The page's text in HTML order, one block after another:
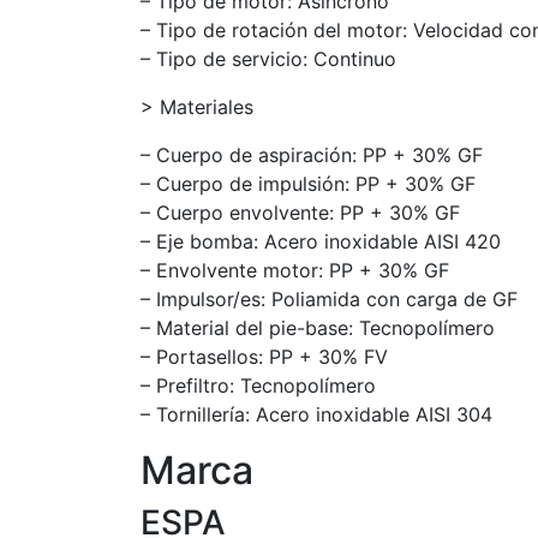
– Tipo de rotación del motor: Velocidad
– Tipo de servicio: Continuo
> Materiales
– Cuerpo de aspiración: PP + 30% GF
– Cuerpo de impulsión: PP + 30% GF
– Cuerpo envolvente: PP + 30% GF
– Eje bomba: Acero inoxidable AISI 420
– Envolvente motor: PP + 30% GF
– Impulsor/es: Poliamida con carga de GF
– Material del pie-base: Tecnopolímero
– Portasellos: PP + 30% FV
– Prefiltro: Tecnopolímero
– Tornillería: Acero inoxidable AISI 304
Marca
ESPA